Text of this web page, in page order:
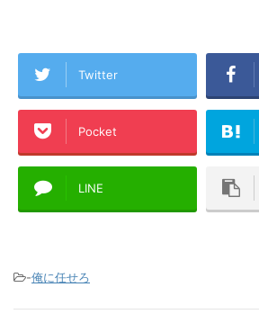
Twitter
Pocket
LINE
-俺に任せろ